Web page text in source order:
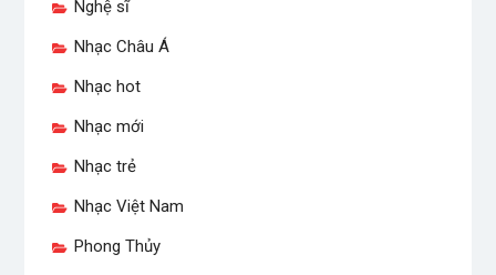
Nghệ sĩ
Nhạc Châu Á
Nhạc hot
Nhạc mới
Nhạc trẻ
Nhạc Việt Nam
Phong Thủy